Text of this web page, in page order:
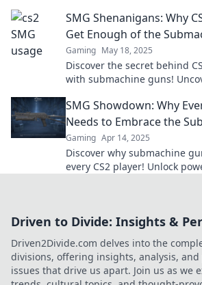
SMG Shenanigans: Why
Get Enough of the
Gaming May 18, 2025
Discover the secret behind
with submachine guns!
SMG Showdown: Why
Needs to Embrace the
Gaming Apr 14, 2025
Discover why submachine
every CS2 player! Unlock
Driven to Divide: Insights &
Driven2Divide.com delves into the
divisions, offering insights, analysis,
issues that drive us apart. Join us as we